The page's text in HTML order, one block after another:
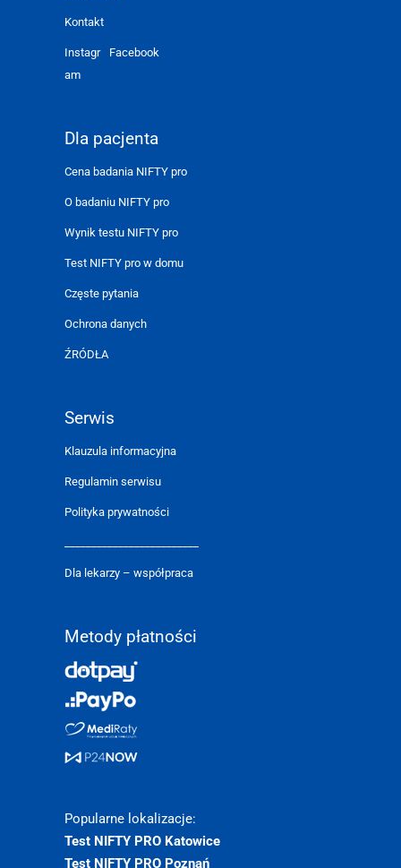
Kontakt
Instagr
am
Facebook
Dla pacjenta
Cena badania NIFTY pro
O badaniu NIFTY pro
Wynik testu NIFTY pro
Test NIFTY pro w domu
Częste pytania
Ochrona danych
ŹRÓDŁA
Serwis
Klauzula informacyjna
Regulamin serwisu
Polityka prywatności
Dla lekarzy – współpraca
Metody płatności
Popularne lokalizacje:
Test NIFTY PRO Katowice
Test NIFTY PRO Poznań